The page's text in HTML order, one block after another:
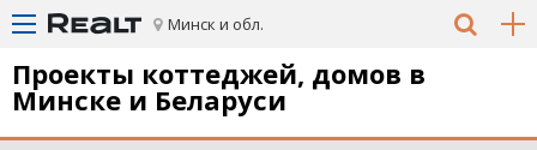
Минск и обл.
Проекты коттеджей, домов в
Минске и Беларуси